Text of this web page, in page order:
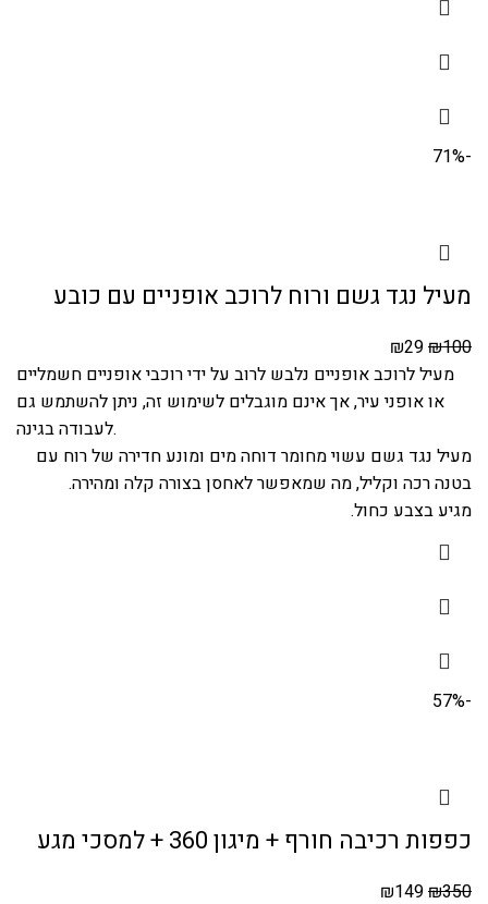
-71%
מעיל נגד גשם ורוח לרוכב אופניים עם כובע
₪100
₪29
מעיל לרוכב אופניים נלבש לרוב על ידי רוכבי אופניים חשמליים
או אופני עיר, אך אינם מוגבלים לשימוש זה, ניתן להשתמש גם
לעבודה בגינה.
מעיל נגד גשם עשוי מחומר דוחה מים ומונע חדירה של רוח עם
בטנה רכה וקליל, מה שמאפשר לאחסן בצורה קלה ומהירה.
מגיע בצבע כחול.
-57%
כפפות רכיבה חורף + מיגון 360 + למסכי מגע
₪350
₪149